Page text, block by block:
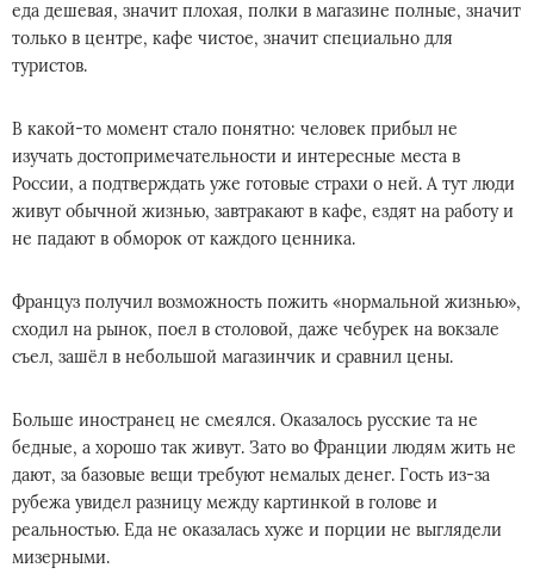
еда дешевая, значит плохая, полки в магазине полные, значит
только в центре, кафе чистое, значит специально для
туристов.
В какой-то момент стало понятно: человек прибыл не
изучать достопримечательности и интересные места в
России, а подтверждать уже готовые страхи о ней. А тут люди
живут обычной жизнью, завтракают в кафе, ездят на работу и
не падают в обморок от каждого ценника.
Француз получил возможность пожить «нормальной жизнью»,
сходил на рынок, поел в столовой, даже чебурек на вокзале
съел, зашёл в небольшой магазинчик и сравнил цены.
Больше иностранец не смеялся. Оказалось русские та не
бедные, а хорошо так живут. Зато во Франции людям жить не
дают, за базовые вещи требуют немалых денег. Гость из-за
рубежа увидел разницу между картинкой в голове и
реальностью. Еда не оказалась хуже и порции не выглядели
мизерными.